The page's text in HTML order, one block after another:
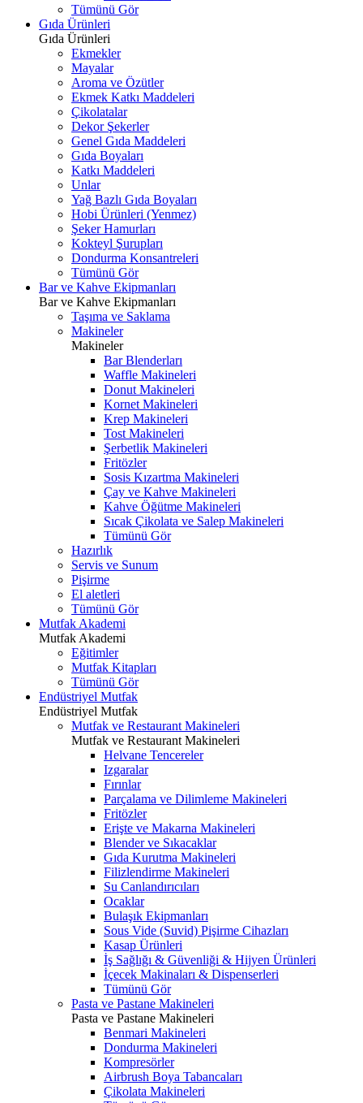
Tümünü Gör
Gıda Ürünleri
Gıda Ürünleri
Ekmekler
Mayalar
Aroma ve Özütler
Ekmek Katkı Maddeleri
Çikolatalar
Dekor Şekerler
Genel Gıda Maddeleri
Gıda Boyaları
Katkı Maddeleri
Unlar
Yağ Bazlı Gıda Boyaları
Hobi Ürünleri (Yenmez)
Şeker Hamurları
Kokteyl Şurupları
Dondurma Konsantreleri
Tümünü Gör
Bar ve Kahve Ekipmanları
Bar ve Kahve Ekipmanları
Taşıma ve Saklama
Makineler
Makineler
Bar Blenderları
Waffle Makineleri
Donut Makineleri
Kornet Makineleri
Krep Makineleri
Tost Makineleri
Şerbetlik Makineleri
Fritözler
Sosis Kızartma Makineleri
Çay ve Kahve Makineleri
Kahve Öğütme Makineleri
Sıcak Çikolata ve Salep Makineleri
Tümünü Gör
Hazırlık
Servis ve Sunum
Pişirme
El aletleri
Tümünü Gör
Mutfak Akademi
Mutfak Akademi
Eğitimler
Mutfak Kitapları
Tümünü Gör
Endüstriyel Mutfak
Endüstriyel Mutfak
Mutfak ve Restaurant Makineleri
Mutfak ve Restaurant Makineleri
Helvane Tencereler
Izgaralar
Fırınlar
Parçalama ve Dilimleme Makineleri
Fritözler
Erişte ve Makarna Makineleri
Blender ve Sıkacaklar
Gıda Kurutma Makineleri
Filizlendirme Makineleri
Su Canlandırıcıları
Ocaklar
Bulaşık Ekipmanları
Sous Vide (Suvid) Pişirme Cihazları
Kasap Ürünleri
İş Sağlığı & Güvenliği & Hijyen Ürünleri
İçecek Makinaları & Dispenserleri
Tümünü Gör
Pasta ve Pastane Makineleri
Pasta ve Pastane Makineleri
Benmari Makineleri
Dondurma Makineleri
Kompresörler
Airbrush Boya Tabancaları
Çikolata Makineleri